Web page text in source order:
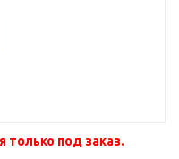
только под заказ.